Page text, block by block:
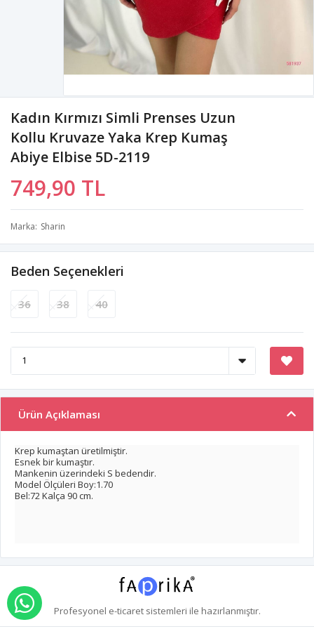
Kadın Kırmızı Simli Prenses Uzun
Kollu Kruvaze Yaka Krep Kumaş
Abiye Elbise 5D-2119
749,90 TL
Marka Sharin
Beden Seçenekleri
36 38 40
Ürün Açıklaması
Krep kumaştan üretilmiştir.
Esnek bir kumaştır.
Mankenin üzerindeki S bedendir.
Model Ölçüleri Boy:1.70
Bel:72 Kalça 90 cm.
Profesyonel e-ticaretsistemleri ile hazırlanmıştır.